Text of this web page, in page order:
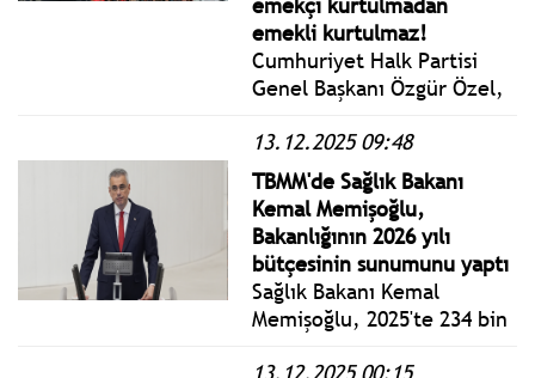
emekli kurtulmaz!
Cumhuriyet Halk Partisi
Genel Başkanı Özgür Özel,
Millet İradesine Sahip
Çıkıyor Mitingine katıldı.
13.12.2025 09:48
TBMM'de Sağlık Bakanı
Kemal Memişoğlu,
Bakanlığının 2026 yılı
bütçesinin sunumunu yaptı
Sağlık Bakanı Kemal
Memişoğlu, 2025'te 234 bin
13.12.2025 00:15